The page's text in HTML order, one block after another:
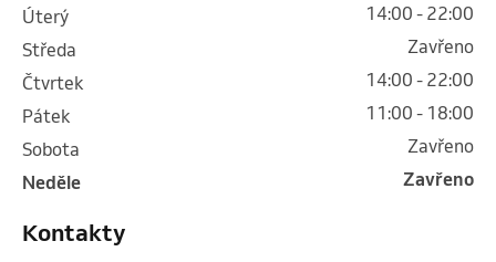
úterý
14:00 - 22:00
středa
Zavřeno
čtvrtek
14:00 - 22:00
pátek
11:00 - 18:00
sobota
Zavřeno
neděle
Zavřeno
Kontakty